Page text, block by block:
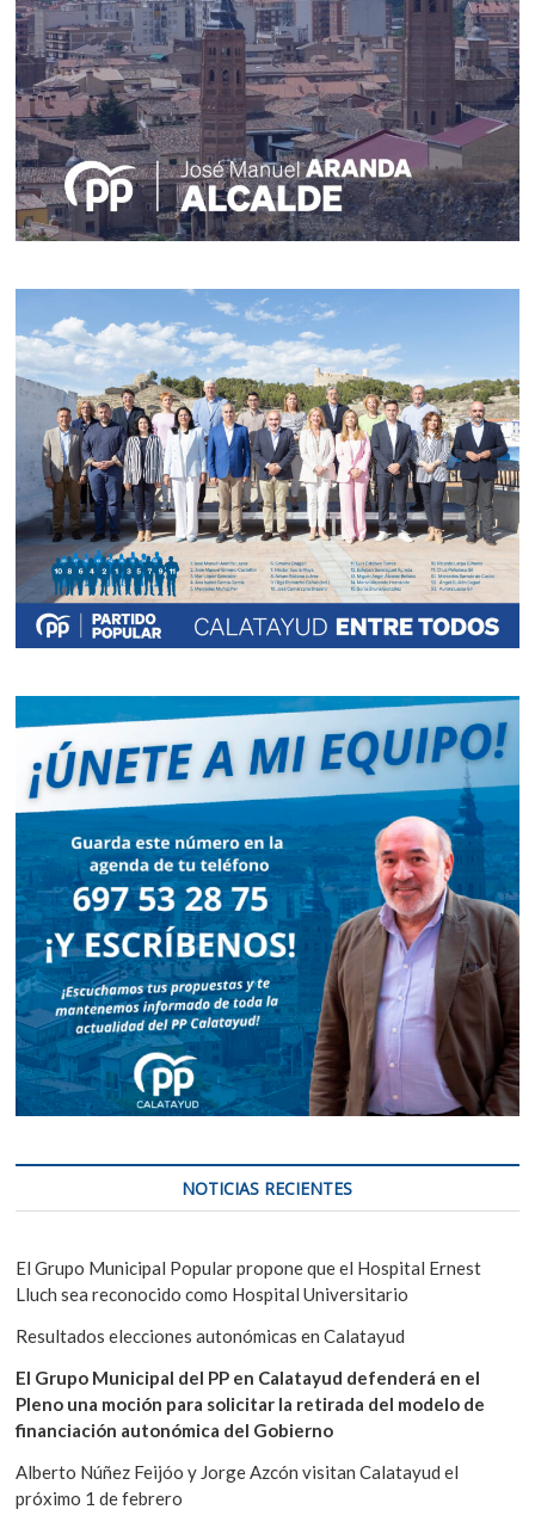
NOTICIAS RECIENTES
El Grupo Municipal Popular propone que el Hospital Ernest
Lluch sea reconocido como Hospital Universitario
Resultados elecciones autonómicas en Calatayud
El Grupo Municipal del PP en Calatayud defenderá en el
Pleno una moción para solicitar la retirada del modelo de
financiación autonómica del Gobierno
Alberto Núñez Feijóo y Jorge Azcón visitan Calatayud el
próximo 1 de febrero